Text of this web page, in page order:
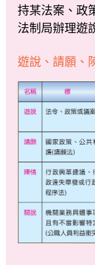
持某法案、政
法制局辦理遊
遊說、請願、